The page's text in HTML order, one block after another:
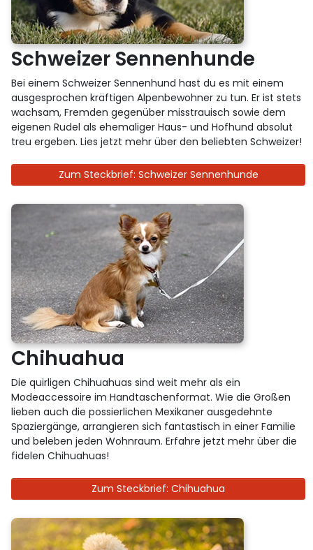
Schweizer Sennenhunde
Bei einem Schweizer Sennenhund hast du es mit einem
ausgesprochen kräftigen Alpenbewohner zu tun. Er ist stets
wachsam, Fremden gegenüber misstrauisch sowie dem
eigenen Rudel als ehemaliger Haus- und Hofhund absolut
treu ergeben. Lies jetzt mehr über den beliebten Schweizer!
Zum Steckbrief: Schweizer Sennenhunde
Chihuahua
Die quirligen Chihuahuas sind weit mehr als ein
Modeaccessoire im Handtaschenformat. Wie die Großen
lieben auch die possierlichen Mexikaner ausgedehnte
Spaziergänge, arrangieren sich fantastisch in einer Familie
und beleben jeden Wohnraum. Erfahre jetzt mehr über die
fidelen Chihuahuas!
Zum Steckbrief: Chihuahua